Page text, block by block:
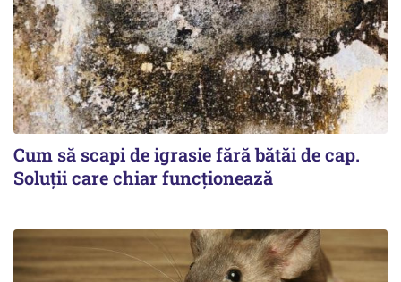
Cum să scapi de igrasie fără bătăi de cap.
Soluții care chiar funcționează